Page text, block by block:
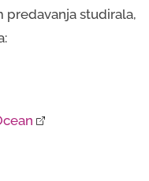
predavanja studirala,